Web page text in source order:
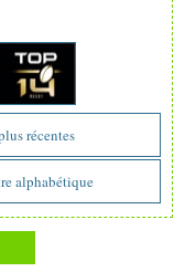
récentes
alphabétique